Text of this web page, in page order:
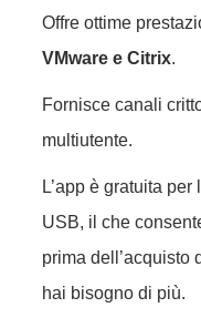
Offre ottime
VMware e Citrix.
Fornisce canali
multiutente.
L’app è gratuita
USB, il che
prima dell’acquisto
hai bisogno di più.